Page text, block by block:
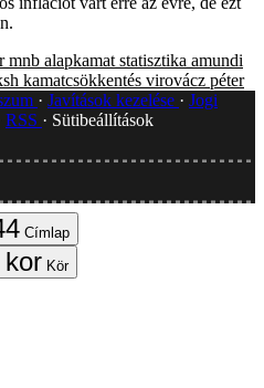
mnb alapkamat statisztika amundi
kamatcsökkentés virovácz péter
Javítások kezelése
Jogi
RSS
Sütibeállítások
Címlap
Kör